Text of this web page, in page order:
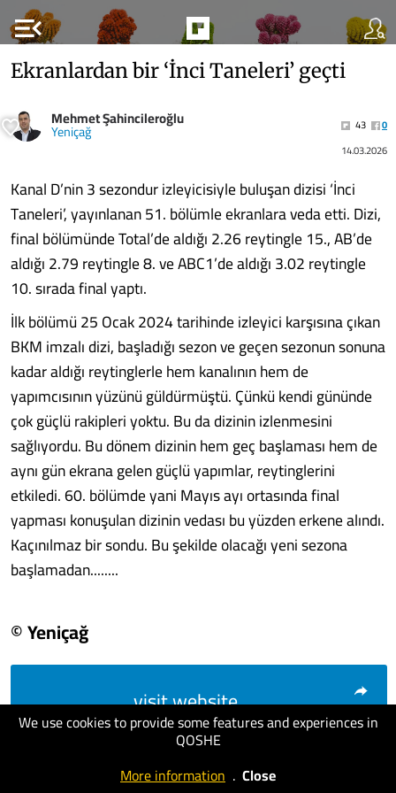
menu_open
We use cookies to provide some features and experiences in
QOSHE
More information . Close
Ekranlardan bir ‘İnci Taneleri’ geçti
Mehmet Şahincileroğlu
Yeniçağ 43
0
14.03.2026
Kanal D’nin 3 sezondur izleyicisiyle buluşan dizisi ‘İnci
Taneleri’, yayınlanan 51. bölümle ekranlara veda etti. Dizi,
final bölümünde Total’de aldığı 2.26 reytingle 15., AB’de
aldığı 2.79 reytingle 8. ve ABC1’de aldığı 3.02 reytingle
10. sırada final yaptı.
İlk bölümü 25 Ocak 2024 tarihinde izleyici karşısına çıkan
BKM imzalı dizi, başladığı sezon ve geçen sezonun sonuna
kadar aldığı reytinglerle hem kanalının hem de
yapımcısının yüzünü güldürmüştü. Çünkü kendi gününde
çok güçlü rakipleri yoktu. Bu da dizinin izlenmesini
sağlıyordu. Bu dönem dizinin hem geç başlaması hem de
aynı gün ekrana gelen güçlü yapımlar, reytinglerini
etkiledi. 60. bölümde yani Mayıs ayı ortasında final
yapması konuşulan dizinin vedası bu yüzden erkene alındı.
Kaçınılmaz bir sondu. Bu şekilde olacağı yeni sezona
başlamadan........
© Yeniçağ
visit website